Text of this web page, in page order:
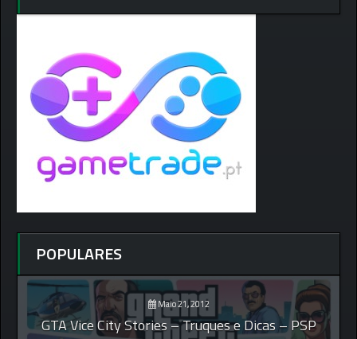
POPULARES
Maio 21, 2012
GTA Vice City Stories – Truques e Dicas – PSP